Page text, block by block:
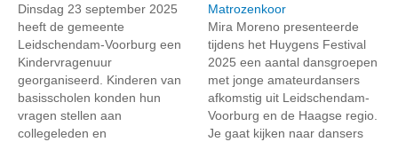
Dinsdag 23 september 2025
heeft de gemeente
Leidschendam-Voorburg een
Kindervragenuur
georganiseerd. Kinderen van
basisscholen konden hun
vragen stellen aan
collegeleden en
Matrozenkoor
Mira Moreno presenteerde
tijdens het Huygens Festival
2025 een aantal dansgroepen
met jonge amateurdansers
afkomstig uit Leidschendam-
Voorburg en de Haagse regio.
Je gaat kijken naar dansers